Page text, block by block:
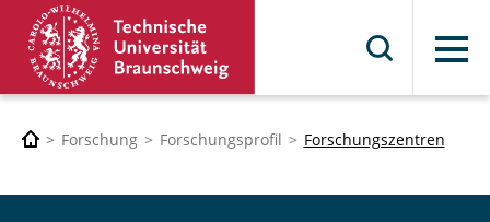
Menü
Forschung Forschungsprofil Forschungszentren